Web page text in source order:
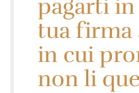
pagarti
tua firma
in cui
non li